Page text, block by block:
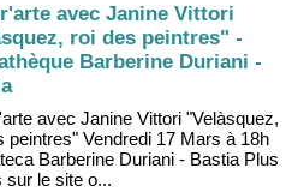
avec Janine Vittori
roi des peintres" -
Barberine Duriani -
avec Janine Vittori "Velàsquez,
peintres" Vendredi 17 Mars à 18h
Barberine Duriani - Bastia Plus
sur le site o...